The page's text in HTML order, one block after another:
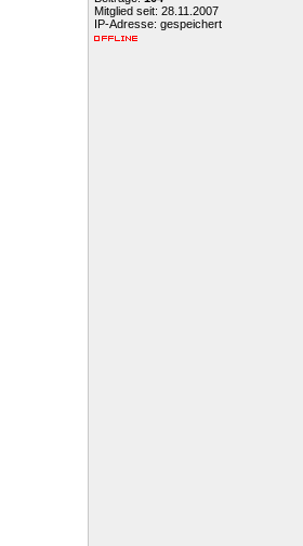
Mitglied seit: 28.11.2007
IP-Adresse: gespeichert